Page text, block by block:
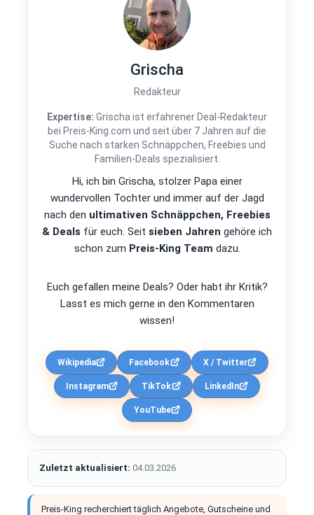
Grischa
Redakteur
Expertise: Grischa ist erfahrener Deal-Redakteur
bei Preis-King.com und seit über 7 Jahren auf die
Suche nach starken Schnäppchen, Freebies und
Familien-Deals spezialisiert.
Hi, ich bin Grischa, stolzer Papa einer
wundervollen Tochter und immer auf der Jagd
nach den ultimativen Schnäppchen, Freebies
& Deals für euch. Seit sieben Jahren gehöre ich
schon zum Preis-King Team dazu.
Euch gefallen meine Deals? Oder habt ihr Kritik?
Lasst es mich gerne in den Kommentaren
wissen!
Wikipedia Facebook X / Twitter
Instagram TikTok LinkedIn
YouTube
Zuletzt aktualisiert: 04.03.2026
Preis-King recherchiert täglich Angebote, Gutscheine und